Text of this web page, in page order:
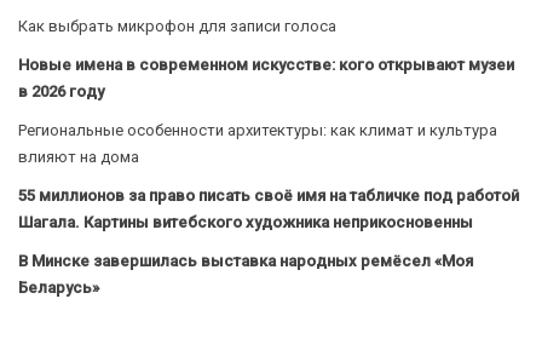
Как выбрать микрофон для записи голоса
Новые имена в современном искусстве: кого открывают музеи
в 2026 году
Региональные особенности архитектуры: как климат и культура
влияют на дома
55 миллионов за право писать своё имя на табличке под работой
Шагала. Картины витебского художника неприкосновенны
В Минске завершилась выставка народных ремёсел «Моя
Беларусь»